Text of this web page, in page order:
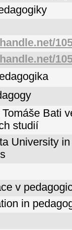
Bati
studií
University
v
in